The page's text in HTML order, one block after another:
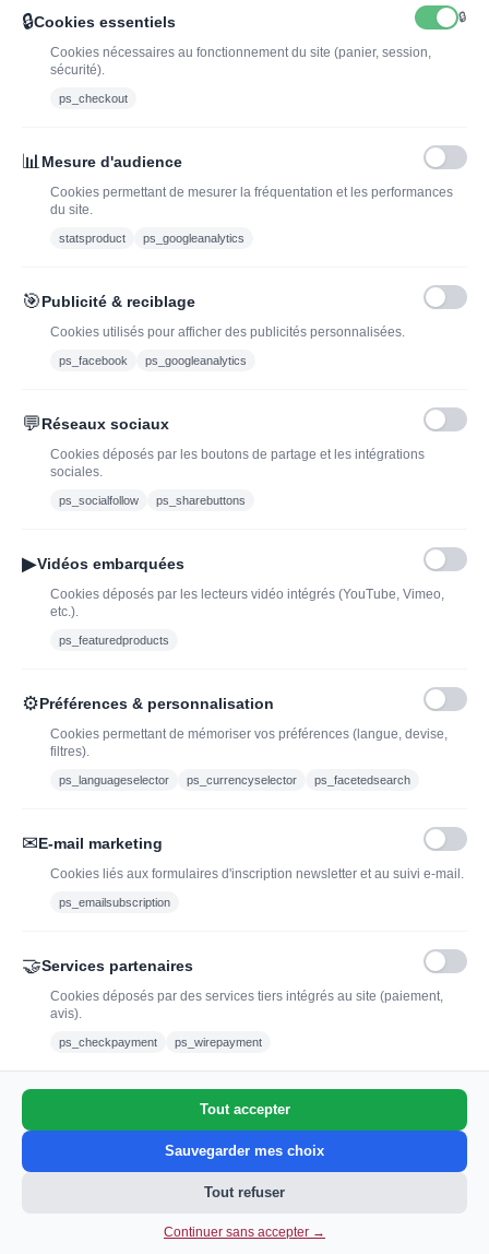
1
J'ADOPTEUNVIN
J'ai lu et j'accepte les conditions générales de vente
Offres du moment
Bouteilles d'exception
à découvrir| J’adopte un
vin
bouteille de champagne,
Caviste en ligne pour l’adoption de vin, champagne,
contact@jadopteunvin.fr
🔒Cookies essentiels 🔒
Cookies nécessaires au fonctionnement du site (panier, session,
sécurité).
ps_checkout
📊 Mesure d'audience
Cookies permettant de mesurer la fréquentation et les performances
du site.
statsproduct ps_googleanalytics
🎯Publicité & reciblage
Cookies utilisés pour afficher des publicités personnalisées.
ps_facebook ps_googleanalytics
💬Réseaux sociaux
Cookies déposés par les boutons de partage et les intégrations
sociales.
ps_socialfollow ps_sharebuttons
▶Vidéos embarquées
Cookies déposés par les lecteurs vidéo intégrés (YouTube, Vimeo,
etc.).
ps_featuredproducts
⚙Préférences & personnalisation
Cookies permettant de mémoriser vos préférences (langue, devise,
filtres).
ps_languageselector ps_currencyselector ps_facetedsearch
✉E-mail marketing
Cookies liés aux formulaires d'inscription newsletter et au suivi e-mail.
ps_emailsubscription
🤝Services partenaires
Cookies déposés par des services tiers intégrés au site (paiement,
avis).
ps_checkpayment ps_wirepayment
Tout accepter
Sauvegarder mes choix
Tout refuser
Continuer sans accepter →